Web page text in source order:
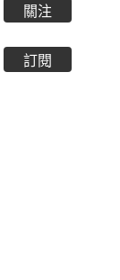
關注
訂閱